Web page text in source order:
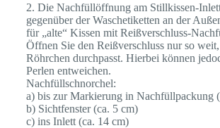
2. Die Nachfüllöffnung am Stillkissen-
gegenüber der Waschetiketten an der
für „alte“ Kissen mit Reißverschluss-
Öffnen Sie den Reißverschluss nur so weit,
Röhrchen durchpasst. Hierbei können
Perlen entweichen.
Nachfüllschnorchel:
a) bis zur Markierung in Nachfüllpackung
b) Sichtfenster (ca. 5 cm)
c) ins Inlett (ca. 14 cm)